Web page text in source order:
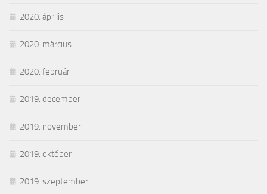
2020. április
2020. március
2020. február
2019. december
2019. november
2019. október
2019. szeptember